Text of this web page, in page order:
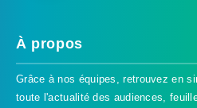
À propos
Grâce à nos équipes, retrouvez en
toute l'actualité des audiences,